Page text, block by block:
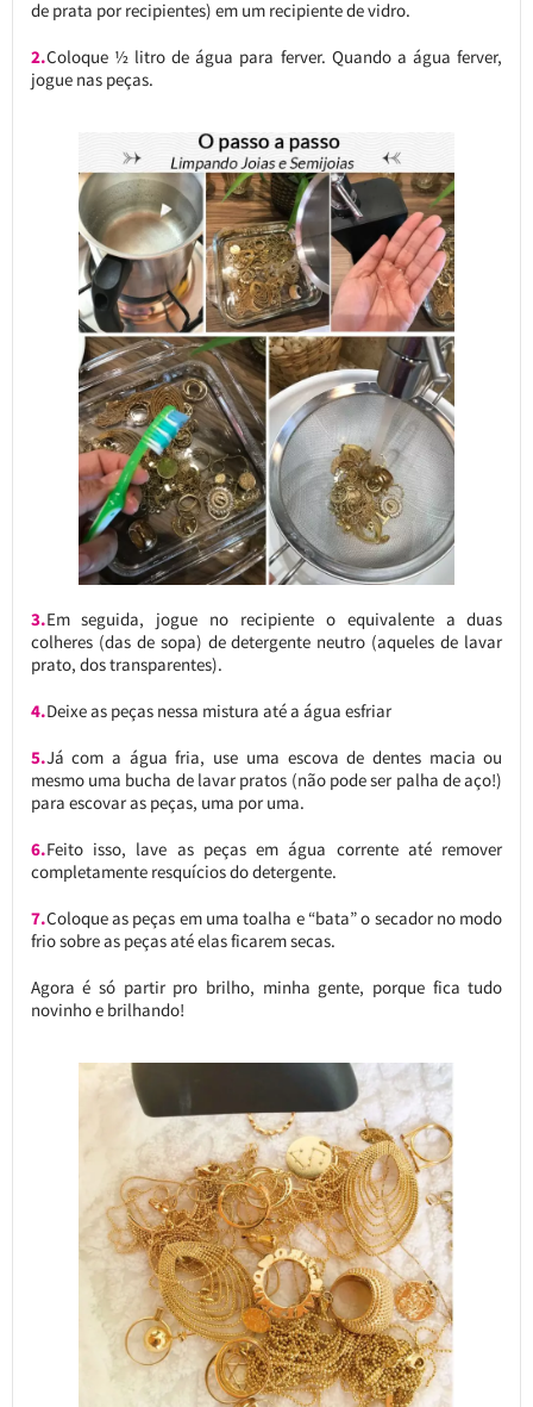
de prata por recipientes) em um recipiente de vidro.
2.Coloque ½ litro de água para ferver. Quando a água ferver,
jogue nas peças.
3.Em seguida, jogue no recipiente o equivalente a duas
colheres (das de sopa) de detergente neutro (aqueles de lavar
prato, dos transparentes).
4.Deixe as peças nessa mistura até a água esfriar
5.Já com a água fria, use uma escova de dentes macia ou
mesmo uma bucha de lavar pratos (não pode ser palha de aço!)
para escovar as peças, uma por uma.
6.Feito isso, lave as peças em água corrente até remover
completamente resquícios do detergente.
7.Coloque as peças em uma toalha e “bata” o secador no modo
frio sobre as peças até elas ficarem secas.
Agora é só partir pro brilho, minha gente, porque fica tudo
novinho e brilhando!